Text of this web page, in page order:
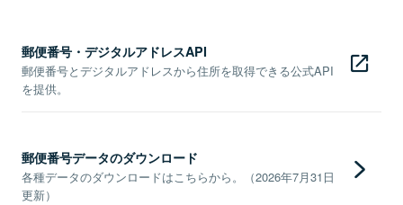
郵便番号・デジタルアドレスAPI
郵便番号とデジタルアドレスから住所を取得できる公式API
を提供。
郵便番号データのダウンロード
各種データのダウンロードはこちらから。（2026年7月31日
更新）